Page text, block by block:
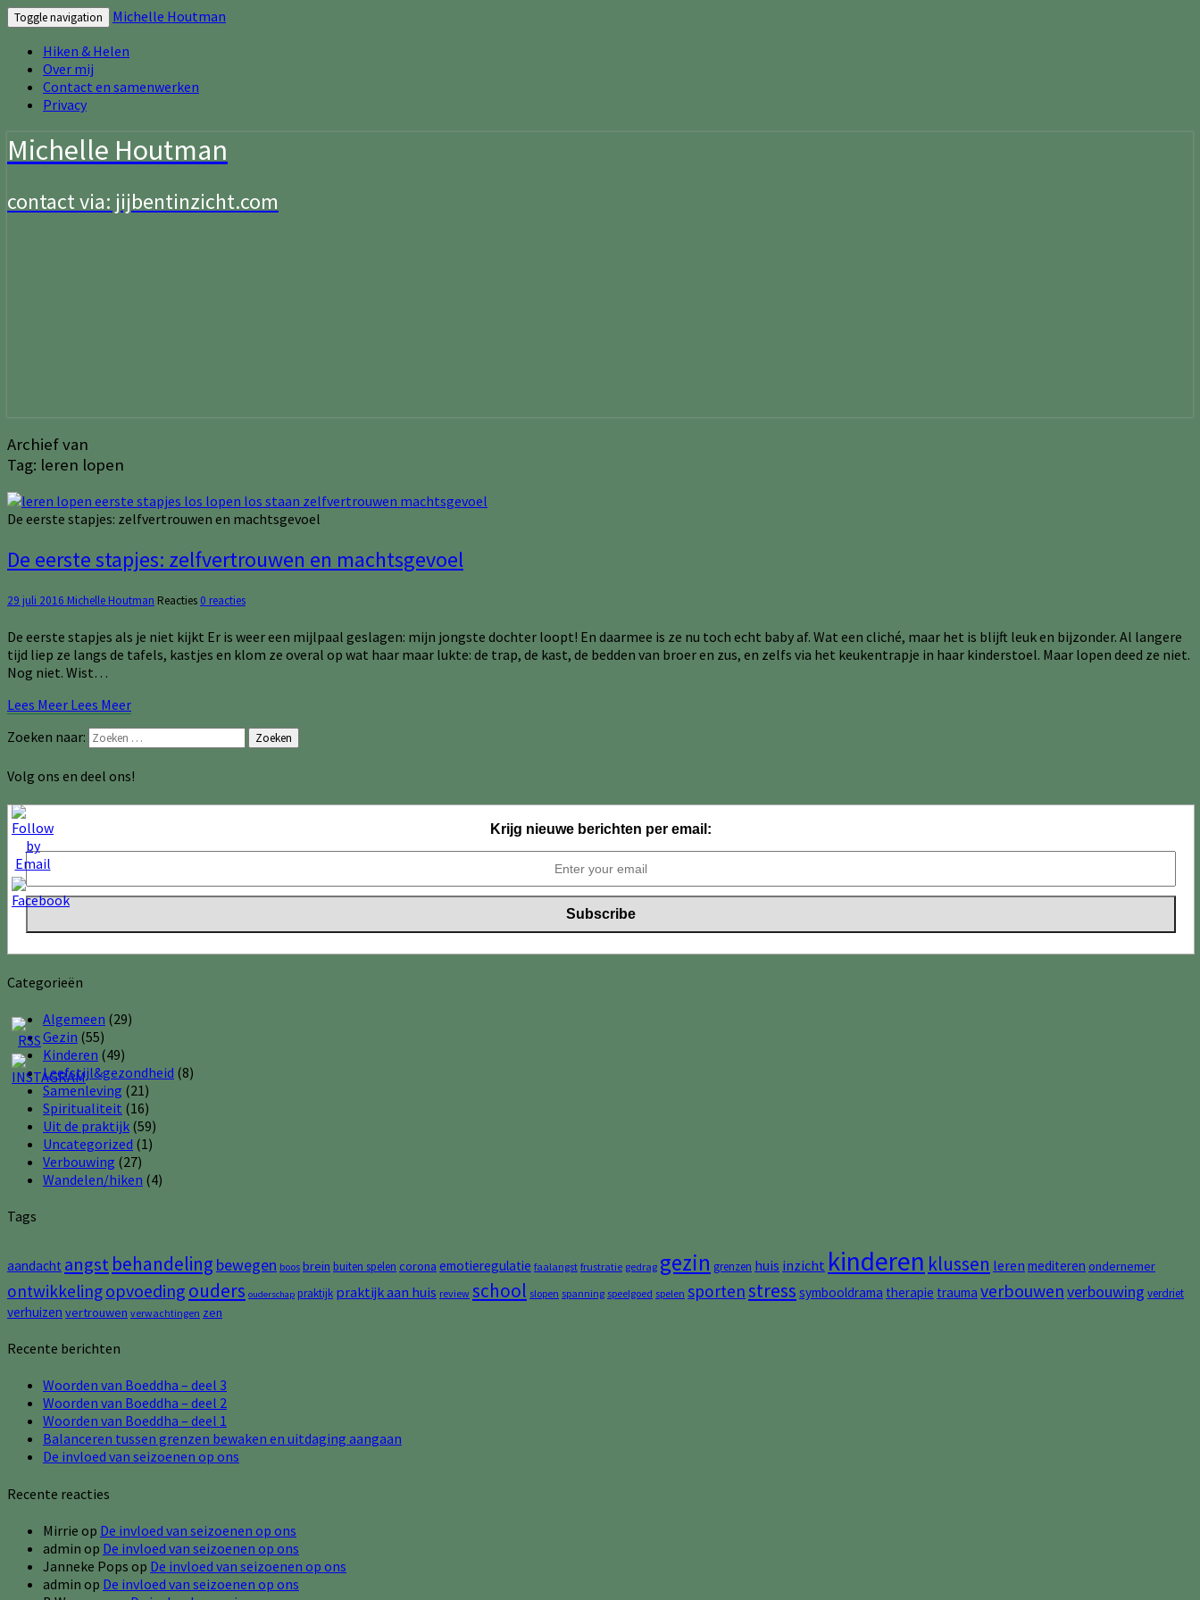
Toggle navigation
Michelle Houtman
Hiken & Helen
Over mij
Contact en samenwerken
Privacy
Michelle Houtman
contact via: jijbentinzicht.com
Archief van
Tag: leren lopen
De eerste stapjes: zelfvertrouwen en machtsgevoel
De eerste stapjes: zelfvertrouwen en machtsgevoel
29 juli 2016 Michelle Houtman Reacties 0 reacties
De eerste stapjes als je niet kijkt Er is weer een mijlpaal geslagen: mijn jongste dochter loopt! En daarmee is ze nu toch echt baby af. Wat een cliché, maar het is blijft leuk en bijzonder. Al langere
tijd liep ze langs de tafels, kastjes en klom ze overal op wat haar maar lukte: de trap, de kast, de bedden van broer en zus, en zelfs via het keukentrapje in haar kinderstoel. Maar lopen deed ze niet.
Nog niet. Wist…
Lees Meer Lees Meer
Zoeken naar:
Zoeken
Volg ons en deel ons!
Krijg nieuwe berichten per email:
Categorieën
Algemeen (29)
Gezin (55)
Kinderen (49)
Leefstijl&gezondheid (8)
Samenleving (21)
Spiritualiteit (16)
Uit de praktijk (59)
Uncategorized (1)
Verbouwing (27)
Wandelen/hiken (4)
Tags
aandacht angst behandeling bewegen boos brein buiten spelen corona emotieregulatie faalangst frustratie gedrag gezin grenzen huis inzicht kinderen klussen leren mediteren ondernemer
ontwikkelingopvoeding ouders ouderschap praktijk praktijk aan huis review school slopen spanning speelgoed spelen sportenstress symbooldrama therapie trauma verbouwenverbouwing verdriet
verhuizen vertrouwen verwachtingen zen
Recente berichten
Woorden van Boeddha – deel 3
Woorden van Boeddha – deel 2
Woorden van Boeddha – deel 1
Balanceren tussen grenzen bewaken en uitdaging aangaan
De invloed van seizoenen op ons
Recente reacties
Mirrie op De invloed van seizoenen op ons
admin op De invloed van seizoenen op ons
Janneke Pops op De invloed van seizoenen op ons
admin op De invloed van seizoenen op ons